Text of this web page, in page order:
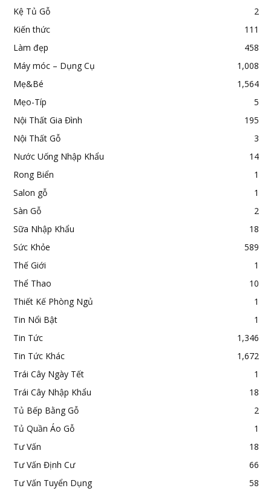
Kệ Tủ Gỗ
2
Kiến thức
111
Làm đẹp
458
Máy móc – Dụng Cụ
1,008
Mẹ&Bé
1,564
Mẹo-Típ
5
Nội Thất Gia Đình
195
Nội Thất Gỗ
3
Nước Uống Nhập Khẩu
14
Rong Biển
1
Salon gỗ
1
Sàn Gỗ
2
Sữa Nhập Khẩu
18
Sức Khỏe
589
Thế Giới
1
Thể Thao
10
Thiết Kế Phòng Ngủ
1
Tin Nổi Bật
1
Tin Tức
1,346
Tin Tức Khác
1,672
Trái Cây Ngày Tết
1
Trái Cây Nhập Khẩu
18
Tủ Bếp Bằng Gỗ
2
Tủ Quần Áo Gỗ
1
Tư Vấn
18
Tư Vấn Định Cư
66
Tư Vấn Tuyển Dụng
58